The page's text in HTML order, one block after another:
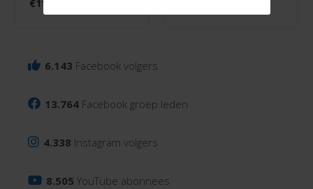
€11,50
6.143 Facebook volgers
13.764 Facebook groep leden
4.338 Instagram volgers
8.505 YouTube abonnees